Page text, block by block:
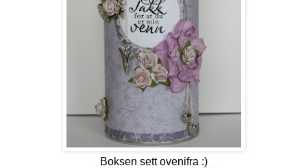
Boksen sett ovenifra :)